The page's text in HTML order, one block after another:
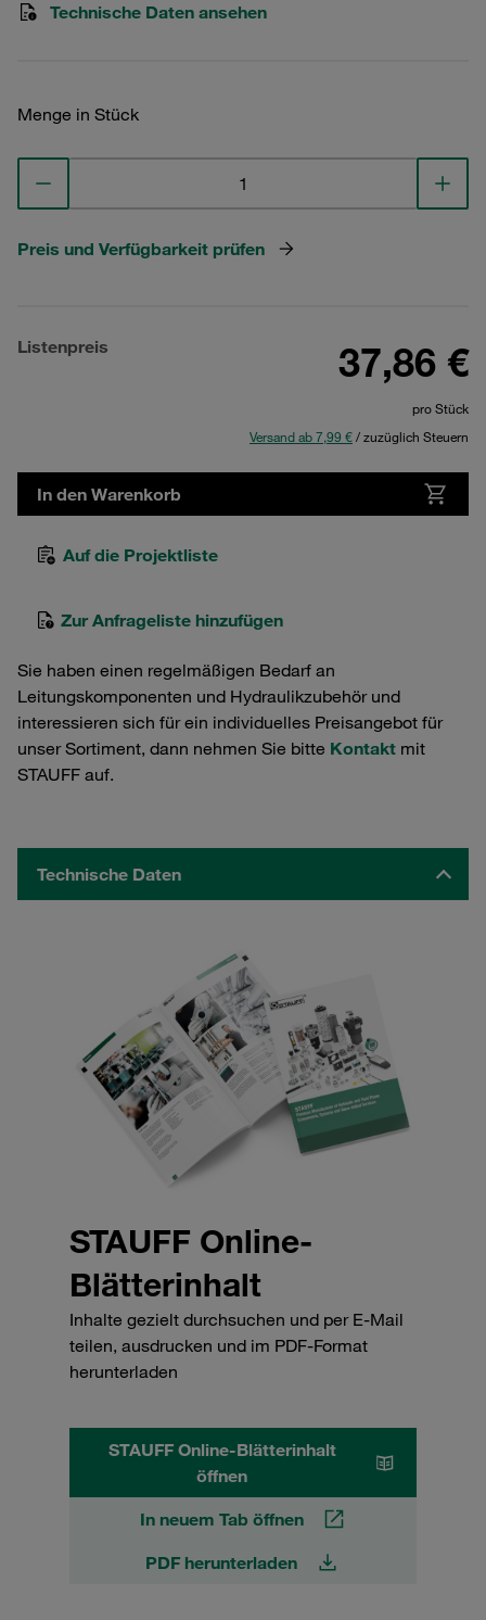
Technische Daten ansehen
Menge in Stück
Preis und Verfügbarkeit prüfen
Listenpreis 37,86 €
pro Stück
Versand ab 7,99 €/ zuzüglich Steuern
In den Warenkorb
Auf die Projektliste
Zur Anfrageliste hinzufügen
Sie haben einen regelmäßigen Bedarf an
Leitungskomponenten und Hydraulikzubehör und
interessieren sich für ein individuelles Preisangebot für
unser Sortiment, dann nehmen Sie bitte Kontakt mit
STAUFF auf.
Technische Daten
STAUFF Online-
Blätterinhalt
Inhalte gezielt durchsuchen und per E-Mail
teilen, ausdrucken und im PDF-Format
herunterladen
STAUFF Online-Blätterinhalt
öffnen
In neuem Tab öffnen
PDF herunterladen